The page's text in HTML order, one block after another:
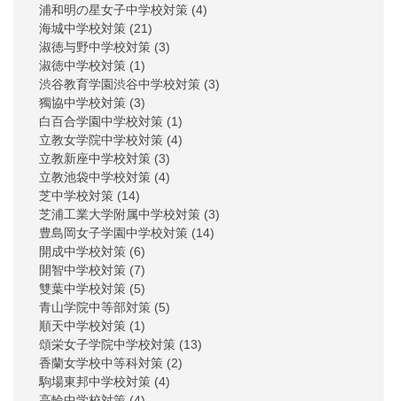
浦和明の星女子中学校対策 (4)
海城中学校対策 (21)
淑徳与野中学校対策 (3)
淑徳中学校対策 (1)
渋谷教育学園渋谷中学校対策 (3)
獨協中学校対策 (3)
白百合学園中学校対策 (1)
立教女学院中学校対策 (4)
立教新座中学校対策 (3)
立教池袋中学校対策 (4)
芝中学校対策 (14)
芝浦工業大学附属中学校対策 (3)
豊島岡女子学園中学校対策 (14)
開成中学校対策 (6)
開智中学校対策 (7)
雙葉中学校対策 (5)
青山学院中等部対策 (5)
順天中学校対策 (1)
頌栄女子学院中学校対策 (13)
香蘭女学校中等科対策 (2)
駒場東邦中学校対策 (4)